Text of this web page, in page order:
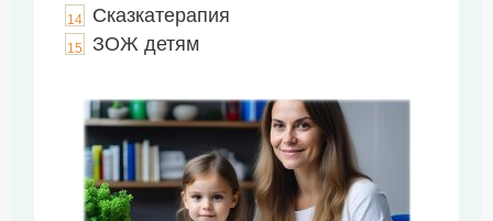
14 Сказкатерапия
15 ЗОЖ детям